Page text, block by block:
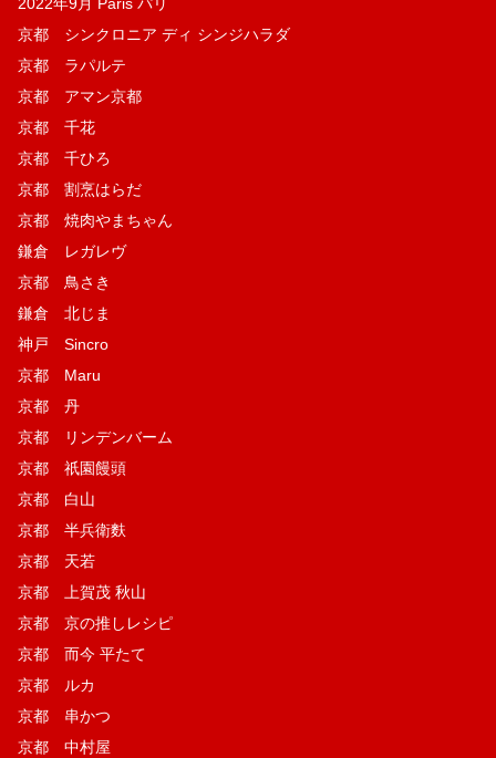
2022年9月 Paris パリ
京都 シンクロニア ディ シンジハラダ
京都 ラパルテ
京都 アマン京都
京都 千花
京都 千ひろ
京都 割烹はらだ
京都 焼肉やまちゃん
鎌倉 レガレヴ
京都 鳥さき
鎌倉 北じま
神戸 Sincro
京都 Maru
京都 丹
京都 リンデンバーム
京都 祇園饅頭
京都 白山
京都 半兵衛麩
京都 天若
京都 上賀茂 秋山
京都 京の推しレシピ
京都 而今 平たて
京都 ルカ
京都 串かつ
京都 中村屋